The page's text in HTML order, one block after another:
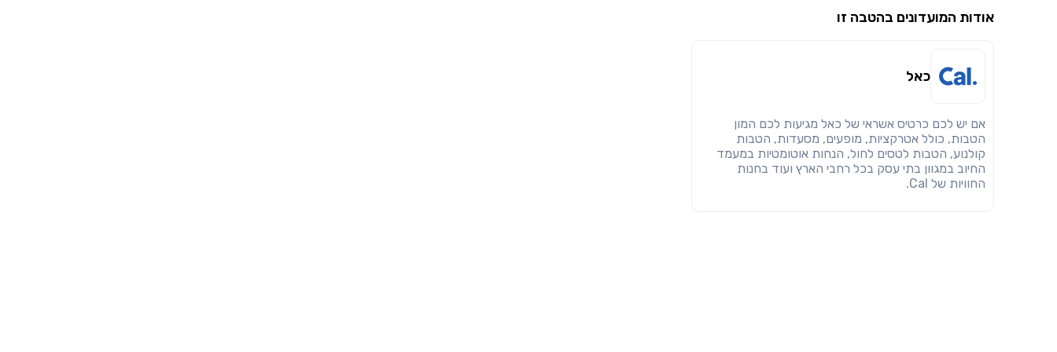
אודות המועדונים בהטבה זו
כאל
אם יש לכם כרטיס אשראי של כאל מגיעות לכם המון
הטבות, כולל אטרקציות, מופעים, מסעדות, הטבות
קולנוע, הטבות לטסים לחול, הנחות אוטומטיות במעמד
החיוב במגוון בתי עסק בכל רחבי הארץ ועוד בחנות
החוויות של Cal.